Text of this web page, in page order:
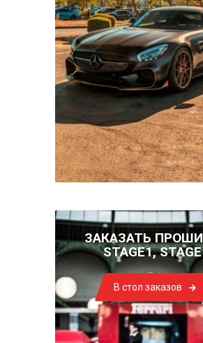
ЗАКАЗАТЬ
STAGE1,
В стол заказов